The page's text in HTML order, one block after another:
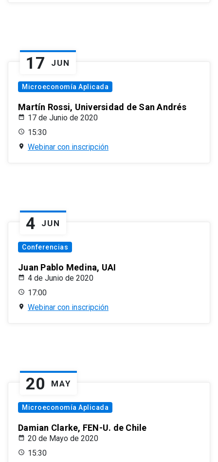
17 JUN
Microeconomía Aplicada
Martín Rossi, Universidad de San Andrés
17 de Junio de 2020
15:30
Webinar con inscripción
4 JUN
Conferencias
Juan Pablo Medina, UAI
4 de Junio de 2020
17:00
Webinar con inscripción
20 MAY
Microeconomía Aplicada
Damian Clarke, FEN-U. de Chile
20 de Mayo de 2020
15:30